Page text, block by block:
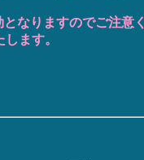
なりますのでご注意
ます。